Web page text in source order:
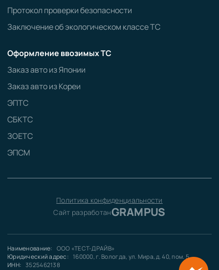
Протокол проверки безопасности
Заключение об экологическом классе ТС
Оформление ввозимых ТС
Заказ авто из Японии
Заказ авто из Кореи
ЭПТС
СБКТС
ЗОЕТС
ЭПСМ
Политика конфиденциальности
Сайт разработанGRAMPUS
Наименование: ООО «ТЕСТ-ДРАЙВ»
Юридический адрес: 160000, г. Вологда, ул. Мира, д. 40, пом. 5
ИНН: 3525462138